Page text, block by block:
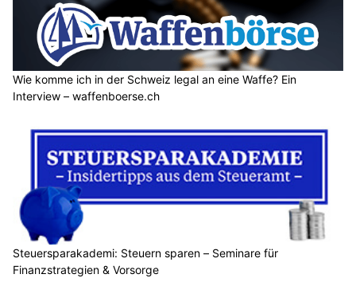
Wie komme ich in der Schweiz legal an eine Waffe? Ein
Interview – waffenboerse.ch
Steuersparakademi: Steuern sparen – Seminare für
Finanzstrategien & Vorsorge